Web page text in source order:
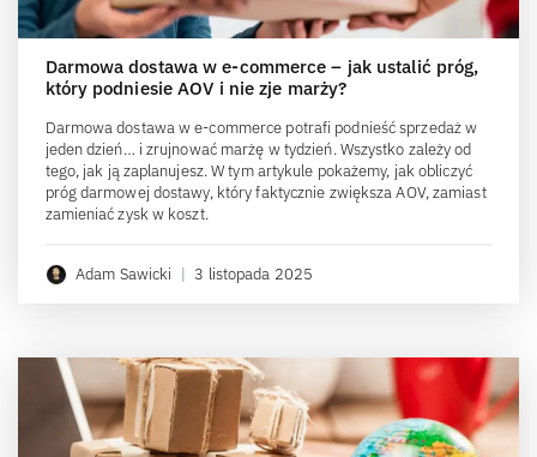
Darmowa dostawa w e-commerce – jak ustalić próg,
który podniesie AOV i nie zje marży?
Darmowa dostawa w e-commerce potrafi podnieść sprzedaż w
jeden dzień… i zrujnować marżę w tydzień. Wszystko zależy od
tego, jak ją zaplanujesz. W tym artykule pokażemy, jak obliczyć
próg darmowej dostawy, który faktycznie zwiększa AOV, zamiast
zamieniać zysk w koszt.
Adam Sawicki | 3 listopada 2025